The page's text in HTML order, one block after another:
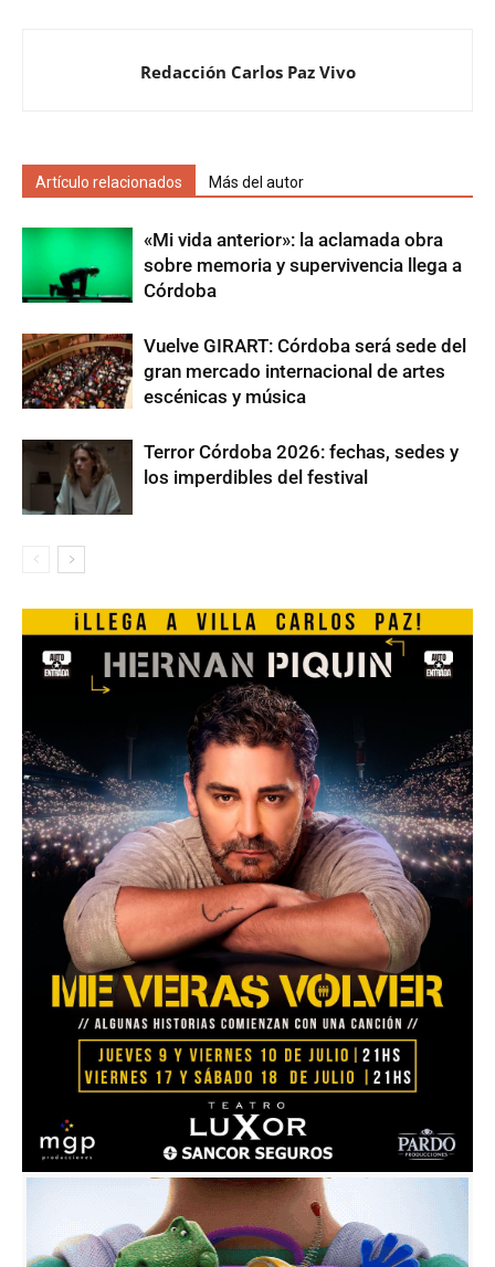
Redacción Carlos Paz Vivo
Artículo relacionados Más del autor
«Mi vida anterior»: la aclamada obra
sobre memoria y supervivencia llega a
Córdoba
Vuelve GIRART: Córdoba será sede del
gran mercado internacional de artes
escénicas y música
Terror Córdoba 2026: fechas, sedes y
los imperdibles del festival